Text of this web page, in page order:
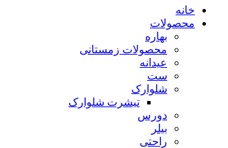
خانه
محصولات
بهاره
محصولات زمستانی
عیدانه
ست
شلوارک
تیشرت شلوارک
دورس
بیلر
راحتی